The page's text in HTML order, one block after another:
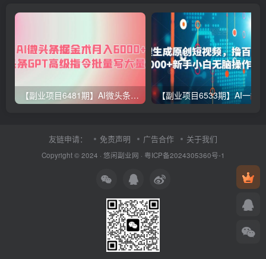
【副业项目6481期】AI微头条掘金术月入6000+ 微头条GPT高级指令批量写大量爆文
友链申请： 免责声明 广告合作 关于我们
Copyright © 2024 · 悠闲副业网 · 粤ICP备2024305360号-1